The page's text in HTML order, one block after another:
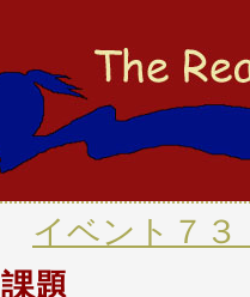
イベント７
課題